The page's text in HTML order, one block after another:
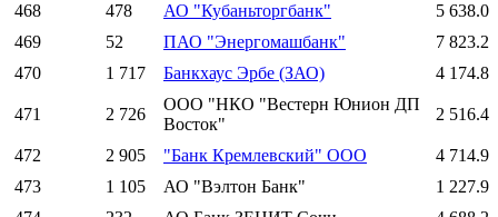
468
478 АО "Кубаньторгбанк"
5 638.0
469
52 ПАО "Энергомашбанк"
7 823.2
470
1 717 Банкхаус Эрбе (ЗАО) 4 174.8
471 2 726
ООО "НКО "Вестерн Юнион ДП
Восток"
2 516.4
472 2 905 "Банк Кремлевский" ООО
4 714.9
473
1 105 АО "Вэлтон Банк"
1 227.9